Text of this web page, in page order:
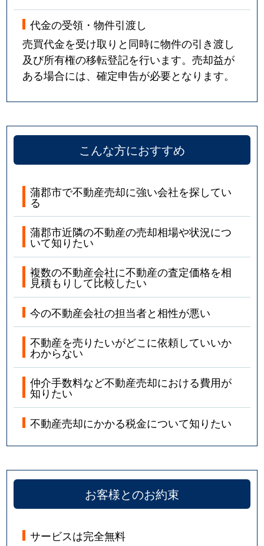
代金の受領・物件引渡し
売買代金を受け取りと同時に物件の引き渡し
及び所有権の移転登記を行います。売却益が
ある場合には、確定申告が必要となります。
こんな方におすすめ
蒲郡市で不動産売却に強い会社を探してい
る
蒲郡市近隣の不動産の売却相場や状況につ
いて知りたい
複数の不動産会社に不動産の査定価格を相
見積もりして比較したい
今の不動産会社の担当者と相性が悪い
不動産を売りたいがどこに依頼していいか
わからない
仲介手数料など不動産売却における費用が
知りたい
不動産売却にかかる税金について知りたい
お客様とのお約束
サービスは完全無料